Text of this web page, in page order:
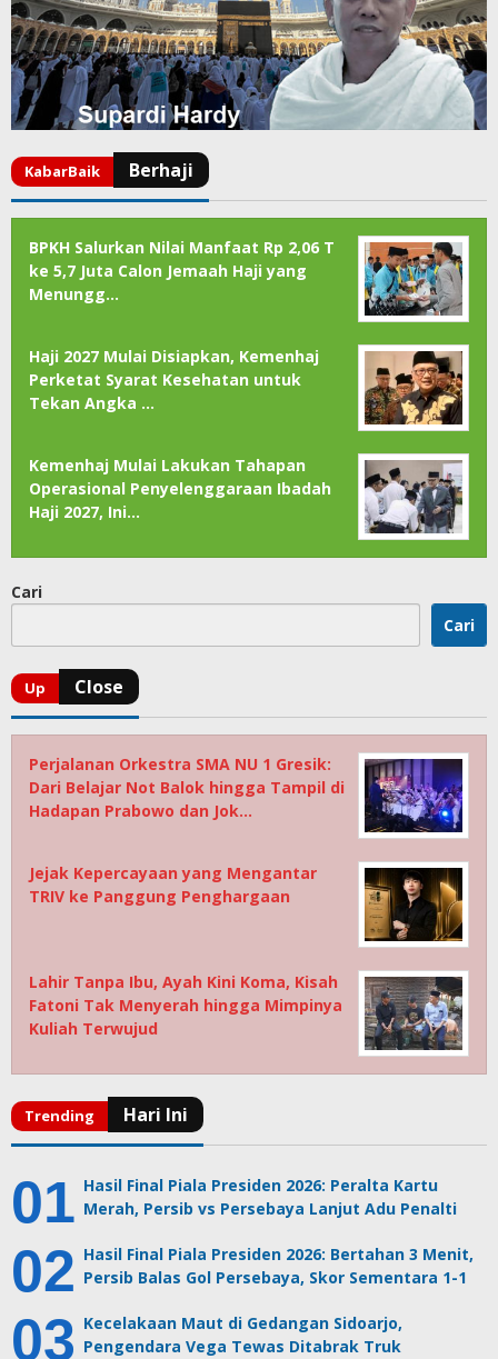
BPKH Salurkan Nilai Manfaat Rp 2,06 T
ke 5,7 Juta Calon Jemaah Haji yang
Menungg…
Haji 2027 Mulai Disiapkan, Kemenhaj
Perketat Syarat Kesehatan untuk
Tekan Angka …
Kemenhaj Mulai Lakukan Tahapan
Operasional Penyelenggaraan Ibadah
Haji 2027, Ini…
Cari
Cari
Perjalanan Orkestra SMA NU 1 Gresik:
Dari Belajar Not Balok hingga Tampil di
Hadapan Prabowo dan Jok…
Jejak Kepercayaan yang Mengantar
TRIV ke Panggung Penghargaan
Lahir Tanpa Ibu, Ayah Kini Koma, Kisah
Fatoni Tak Menyerah hingga Mimpinya
Kuliah Terwujud
Hasil Final Piala Presiden 2026: Peralta Kartu
Merah, Persib vs Persebaya Lanjut Adu Penalti
Hasil Final Piala Presiden 2026: Bertahan 3 Menit,
Persib Balas Gol Persebaya, Skor Sementara 1-1
Kecelakaan Maut di Gedangan Sidoarjo,
Pengendara Vega Tewas Ditabrak Truk